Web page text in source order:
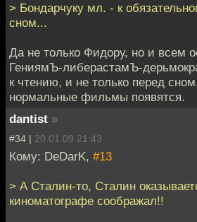
> Бондарчуку мл. - к
сном...
Да не только Фидору, но и всем
ГениямЪ-либерастамЪ-
к чтению, и не только перед
нормальные фильмы появятся.
dantist »
#34 | 20.01.09 21:43
Кому: DeDarK, #13
> А Сталин-то, Сталин
киноматографе соображал!!